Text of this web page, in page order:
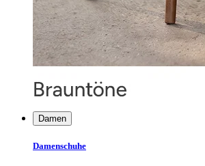
Damen
Damenschuhe